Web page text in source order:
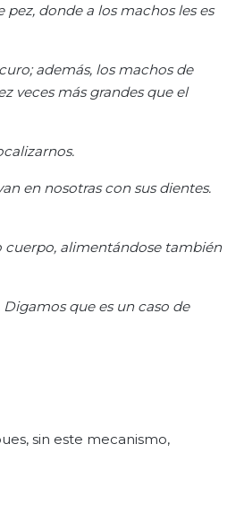
donde a los machos les es
además, los machos de
veces más grandes que el
en nosotras con sus dientes.
cuerpo, alimentándose también
que es un caso de
sin este mecanismo,